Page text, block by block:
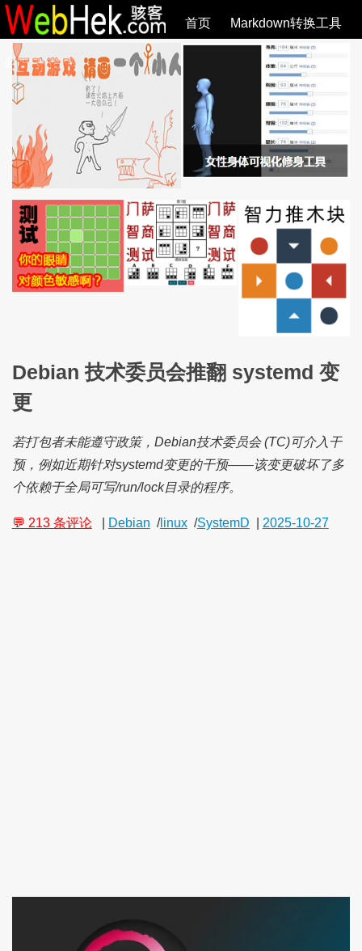
首页 Markdown转换工具
必观作品 SVG教程 SVG手册 全部文章
Debian 技术委员会推翻 systemd 变
更
若打包者未能遵守政策，Debian技术委员会 (TC)可介入干
预，例如近期针对systemd变更的干预——该变更破坏了多
个依赖于全局可写/run/lock目录的程序。
💬 213 条评论 Debian /linux /SystemD 2025-10-27